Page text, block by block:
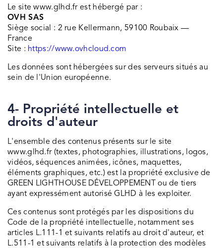
Le site www.glhd.fr est hébergé par :
OVH SAS
Siège social : 2 rue Kellermann, 59100 Roubaix —
France
Site : https://www.ovhcloud.com
Les données sont hébergées sur des serveurs situés au
sein de l'Union européenne.
4- Propriété intellectuelle et
droits d'auteur
L'ensemble des contenus présents sur le site
www.glhd.fr (textes, photographies, illustrations, logos,
vidéos, séquences animées, icônes, maquettes,
éléments graphiques, etc.) est la propriété exclusive de
GREEN LIGHTHOUSE DÉVELOPPEMENT ou de tiers
ayant expressément autorisé GLHD à les exploiter.
Ces contenus sont protégés par les dispositions du
Code de la propriété intellectuelle, notamment ses
articles L.111-1 et suivants relatifs au droit d'auteur, et
L.511-1 et suivants relatifs à la protection des modèles